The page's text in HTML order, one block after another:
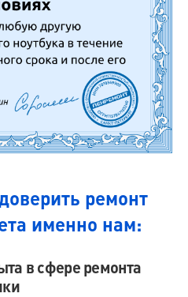
ремонт
именно нам:
в сфере ремонта